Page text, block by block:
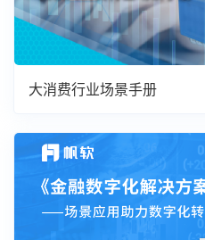
大消费行业场景手册